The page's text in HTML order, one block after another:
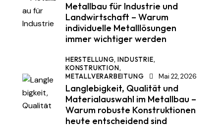
Metallbau für Industrie und
Landwirtschaft – Warum
individuelle Metalllösungen
immer wichtiger werden
HERSTELLUNG,INDUSTRIE,
KONSTRUKTION,
METALLVERARBEITUNG
Mai 22, 2026
Langlebigkeit, Qualität und
Materialauswahl im Metallbau –
Warum robuste Konstruktionen
heute entscheidend sind